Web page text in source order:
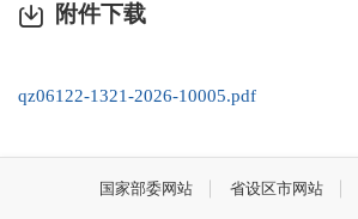
附件下载
qz06122-1321-2026-10005.pdf
国家部委网站 省设区市网站